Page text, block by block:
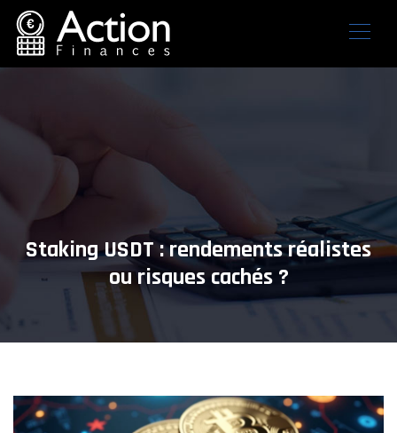
Staking USDT : rendements réalistes
ou risques cachés ?